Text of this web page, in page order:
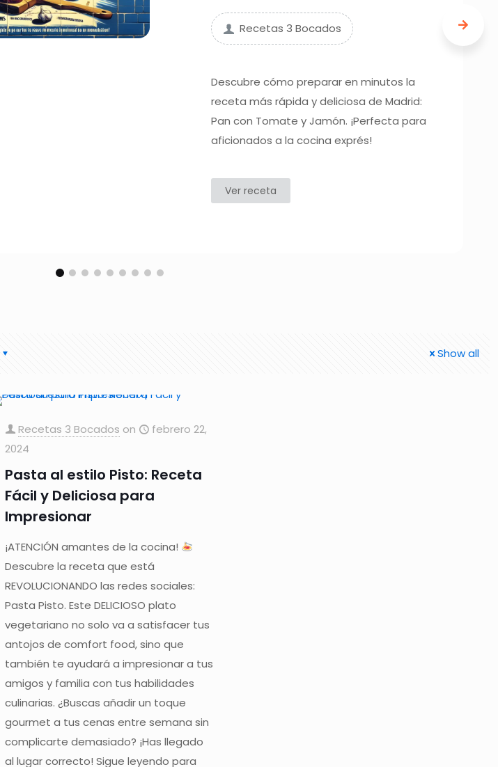
Recetas 3 Bocados
Descubre cómo preparar en minutos la
receta más rápida y deliciosa de Madrid:
Pan con Tomate y Jamón. ¡Perfecta para
aficionados a la cocina exprés!
Ver receta
Show all
Recetas 3 Bocados on
febrero 22,
2024
Pasta al estilo Pisto: Receta
Fácil y Deliciosa para
Impresionar
¡ATENCIÓN amantes de la cocina!
Descubre la receta que está
REVOLUCIONANDO las redes sociales:
Pasta Pisto. Este DELICIOSO plato
vegetariano no solo va a satisfacer tus
antojos de comfort food, sino que
también te ayudará a impresionar a tus
amigos y familia con tus habilidades
culinarias. ¿Buscas añadir un toque
gourmet a tus cenas entre semana sin
complicarte demasiado? ¡Has llegado
al lugar correcto! Sigue leyendo para